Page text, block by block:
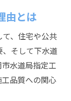
由とは
、住宅や公共
そして下水道
水道局指定工
品質への関心